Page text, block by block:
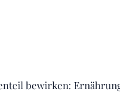
bewirken: